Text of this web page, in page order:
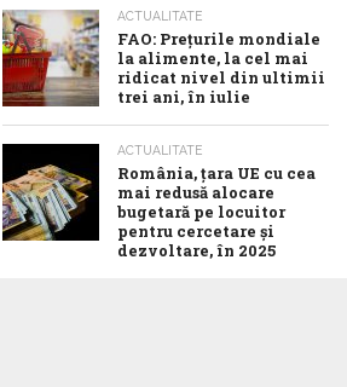
ACTUALITATE
FAO: Prețurile mondiale
la alimente, la cel mai
ridicat nivel din ultimii
trei ani, în iulie
ACTUALITATE
România, țara UE cu cea
mai redusă alocare
bugetară pe locuitor
pentru cercetare și
dezvoltare, în 2025